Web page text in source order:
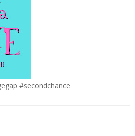
#secondchance